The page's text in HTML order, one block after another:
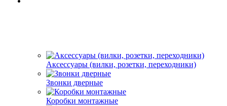
Аксессуары (вилки, розетки, переходники)
Звонки дверные
Коробки монтажные